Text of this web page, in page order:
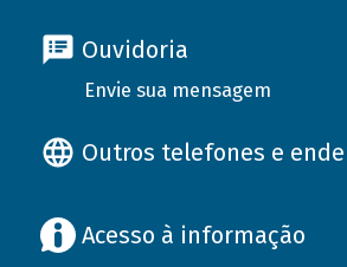
Ouvidoria
Envie sua mensagem
Outros telefones e
Acesso à informação